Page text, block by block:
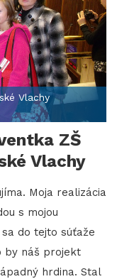
Vlachy
ZŠ
Vlachy
Moja realizácia
s mojou
do tejto súťaže
by náš projekt
hrdina. Stal